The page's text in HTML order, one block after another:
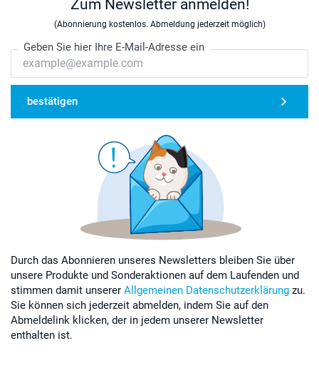
Zum Newsletter anmelden!
(Abonnierung kostenlos. Abmeldung jederzeit möglich)
Geben Sie hier Ihre E-Mail-Adresse ein
bestätigen
Durch das Abonnieren unseres Newsletters bleiben Sie über
unsere Produkte und Sonderaktionen auf dem Laufenden und
stimmen damit unserer Allgemeinen Datenschutzerklärung zu.
Sie können sich jederzeit abmelden, indem Sie auf den
Abmeldelink klicken, der in jedem unserer Newsletter
enthalten ist.